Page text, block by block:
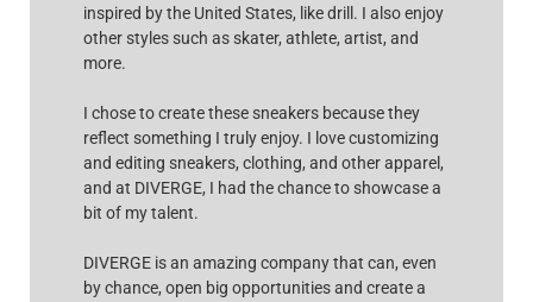
inspired by the United States, like drill. I also enjoy
other styles such as skater, athlete, artist, and
more.
I chose to create these sneakers because they
reflect something I truly enjoy. I love customizing
and editing sneakers, clothing, and other apparel,
and at DIVERGE, I had the chance to showcase a
bit of my talent.
DIVERGE is an amazing company that can, even
by chance, open big opportunities and create a